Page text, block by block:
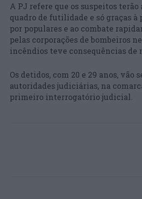
A PJ refere que os suspeitos terão
quadro de futilidade e só graças à
por populares e ao combate
pelas corporações de bombeiros
incêndios teve consequências de
Os detidos, com 20 e 29 anos, vão
autoridades judiciárias, na
primeiro interrogatório judicial.